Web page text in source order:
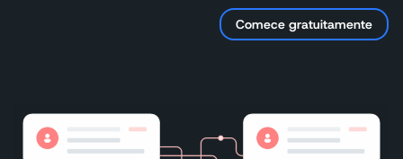
Comece gratuitamente